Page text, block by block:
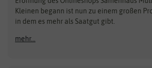
Anzucht & Gartenzubehör
Anzuchtschalen
Bûten Birds Flora
Kleinen begann ist nun zu einem großen
in dem es mehr als Saatgut gibt.
mehr...